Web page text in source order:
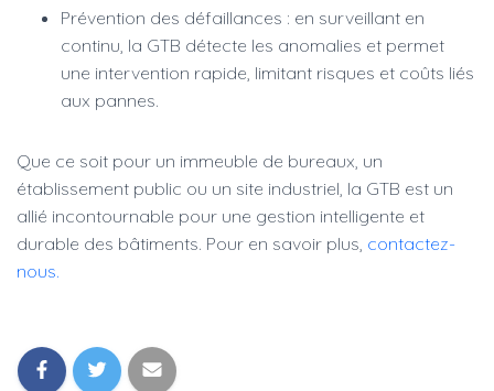
Prévention des défaillances : en surveillant en
continu, la GTB détecte les anomalies et permet
une intervention rapide, limitant risques et coûts liés
aux pannes.
Que ce soit pour un immeuble de bureaux, un
établissement public ou un site industriel, la GTB est un
allié incontournable pour une gestion intelligente et
durable des bâtiments. Pour en savoir plus, contactez-
nous.